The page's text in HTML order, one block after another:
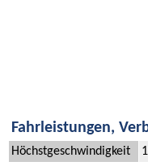
Fahrleistungen,
Höchstgeschwindigkeit